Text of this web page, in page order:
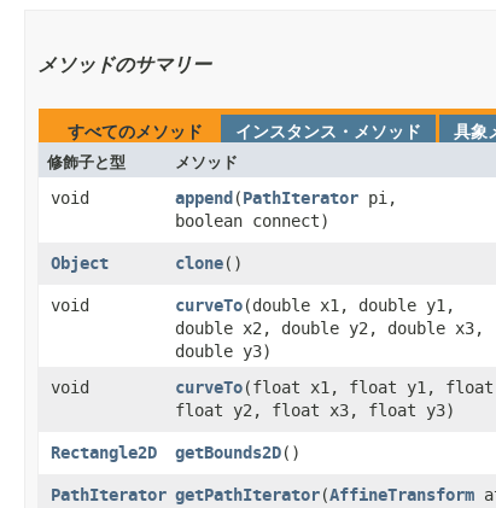
メソッドのサマリー
すべてのメソッド インスタンス・メソッド 具象
修飾子と型 メソッド
void append ​(PathIterator pi,
boolean connect)
Object clone()
void curveTo​(double x1, double y1,
double x2, double y2, double x3,
double y3)
void curveTo​(float x1, float y1, float
float y2, float x3, float y3)
Rectangle2D getBounds2D()
PathIterator getPathIterator​(AffineTransform